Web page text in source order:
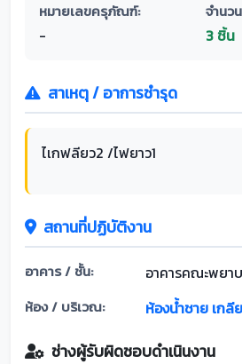
หมายเลขครุภัณฑ์:
-
จำนว
3 ชิ้น
สาเหตุ / อาการชำรุด
ไเกฟลียว2 /ไฟยาว1
สถานที่ปฏิบัติงาน
อาคาร / ชั้น: อาคารคณะพยา
ห้อง / บริเวณ: ห้องน้ำชาย เกลี
ช่างผู้รับผิดชอบดำเนินงาน